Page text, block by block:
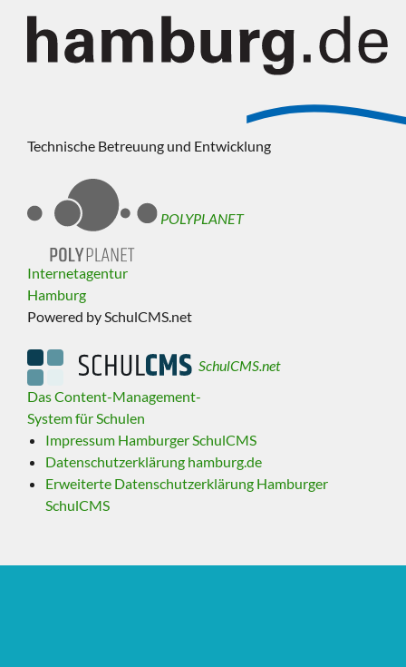
Technische Betreuung und Entwicklung
POLYPLANET
Internetagentur
Hamburg
Powered by SchulCMS.net
SchulCMS.net
Das Content-Management-
System für Schulen
Impressum Hamburger SchulCMS
Datenschutzerklärung hamburg.de
Erweiterte Datenschutzerklärung Hamburger
SchulCMS